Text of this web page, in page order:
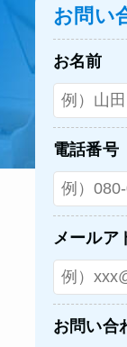
お問い
お名前
電話番号
メールア
お問い合